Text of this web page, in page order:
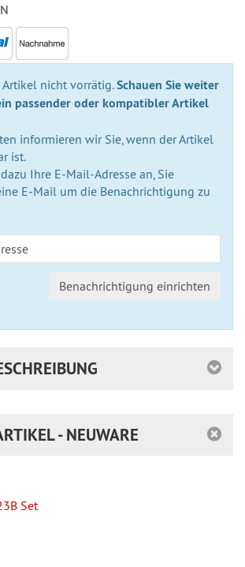
Artikel nicht vorrätig.Schauen Sie weiter
passender oder kompatibler Artikel
informieren wir Sie, wenn der Artikel
ist.
Ihre E-Mail-Adresse an, Sie
E-Mail um die Benachrichtigung zu
Benachrichtigung einrichten
- NEUWARE
Set